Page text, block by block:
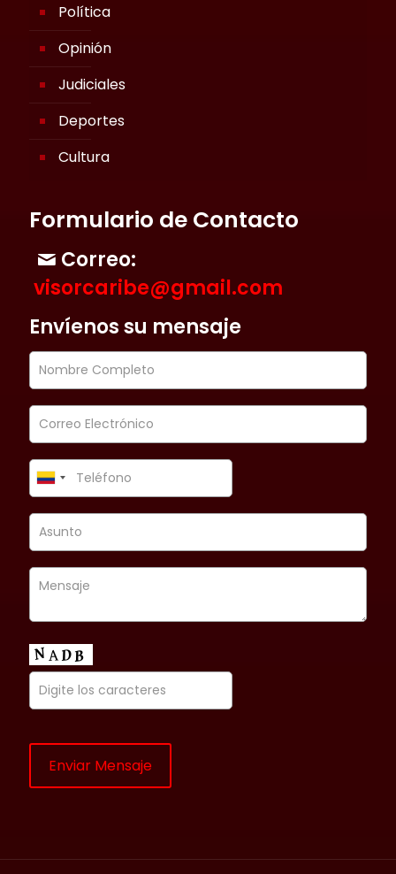
Política
Opinión
Judiciales
Deportes
Cultura
Formulario de Contacto
Correo:
visorcaribe@gmail.com
Envíenos su mensaje